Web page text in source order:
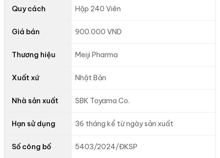
Quy cách Hộp 240 Viên
Giá bán 900.000 VND
Thương hiệu Meiji Pharma
Xuất xứ Nhật Bản
Nhà sản xuất SBK Toyama Co.
Hạn sử dụng 36 tháng kể từ ngày sản xuất
Số công bố 5403/2024/ĐKSP